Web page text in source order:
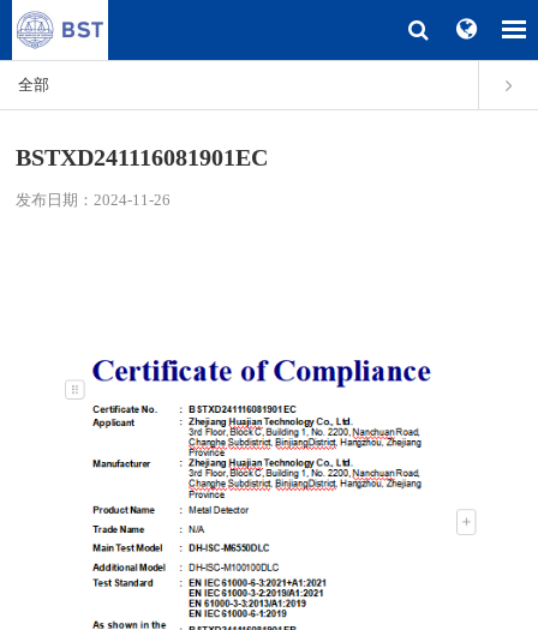
全部
BSTXD241116081901EC
发布日期：2024-11-26